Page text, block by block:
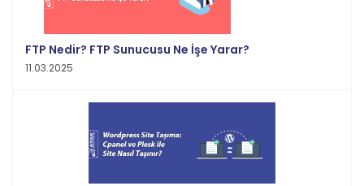
FTP Nedir? FTP Sunucusu Ne İşe Yarar?
11.03.2025